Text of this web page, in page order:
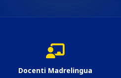
Docenti Madrelingua